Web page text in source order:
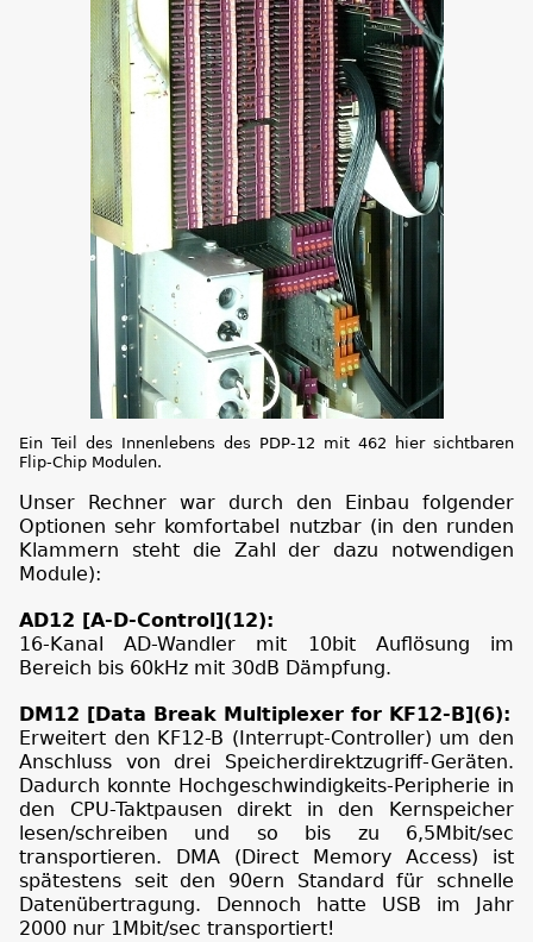
Ein Teil des Innenlebens des PDP-12 mit 462 hier sichtbaren
Flip-Chip Modulen.
Unser Rechner war durch den Einbau folgender
Optionen sehr komfortabel nutzbar (in den runden
Klammern steht die Zahl der dazu notwendigen
Module):
AD12 [A-D-Control](12):
16-Kanal AD-Wandler mit 10bit Auflösung im
Bereich bis 60kHz mit 30dB Dämpfung.
DM12 [Data Break Multiplexer for KF12-B](6):
Erweitert den KF12-B (Interrupt-Controller) um den
Anschluss von drei Speicherdirektzugriff-Geräten.
Dadurch konnte Hochgeschwindigkeits-Peripherie in
den CPU-Taktpausen direkt in den Kernspeicher
lesen/schreiben und so bis zu 6,5Mbit/sec
transportieren. DMA (Direct Memory Access) ist
spätestens seit den 90ern Standard für schnelle
Datenübertragung. Dennoch hatte USB im Jahr
2000 nur 1Mbit/sec transportiert!